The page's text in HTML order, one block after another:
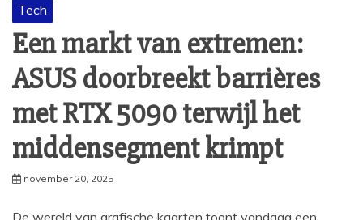
Tech
Een markt van extremen:
ASUS doorbreekt barrières
met RTX 5090 terwijl het
middensegment krimpt
november 20, 2025
De wereld van grafische kaarten toont vandaag een